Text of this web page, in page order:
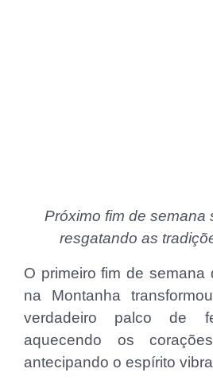
Próximo fim de semana
resgatando as
O primeiro fim de semana
na Montanha
verdadeiro palco de
aquecendo os
antecipando o espírito